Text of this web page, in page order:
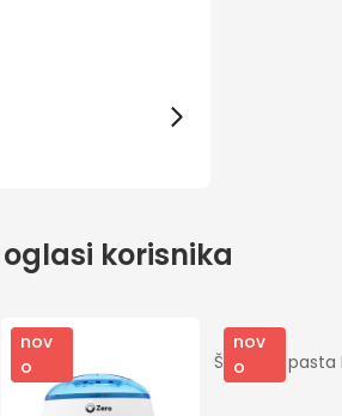
korisnika
nov
o
nov
o
Šećerna pasta